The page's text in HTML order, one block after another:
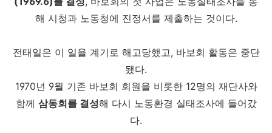
해 시청과 노동청에 진정서를 제출하는 것이다.
전태일은 이 일을 계기로 해고당했고, 바보회 활동은 중단
됐다.
1970년 9월 기존 바보회 회원을 비롯한 12명의 재단사와
함께 삼동회를 결성해 다시 노동환경 실태조사에 들어갔
다.